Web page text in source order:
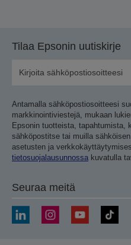
Tilaa Epsonin uutiskirje
Antamalla sähköpostiosoitteesi
markkinointiviestejä, mukaan
Epsonin tuotteista, tapahtumista,
sähköpostitse tai muilla
asetusten ja
tietosuojalausunnossa kuvatulla
Seuraa meitä